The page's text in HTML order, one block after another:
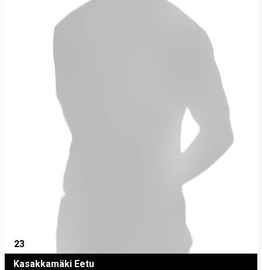
23
Kasakkamäki Eetu